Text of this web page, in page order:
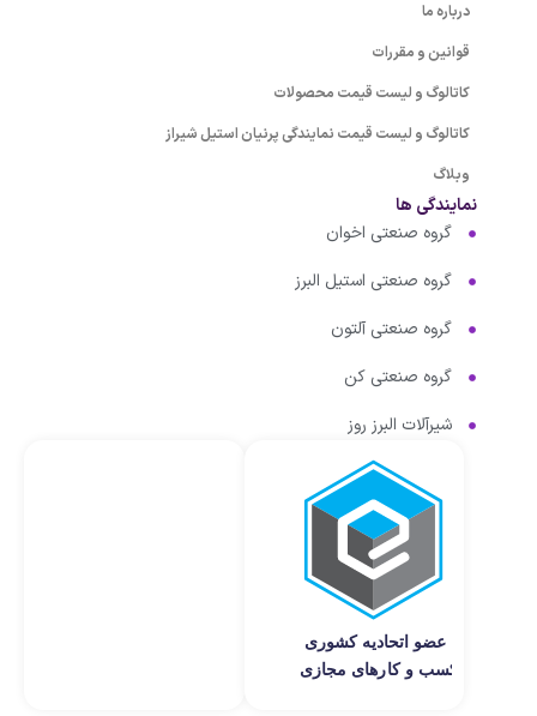
درباره ما
قوانین و مقررات
کاتالوگ و لیست قیمت محصولات
کاتالوگ و لیست قیمت نمایندگی پرنیان استیل شیراز
وبلاگ
نمایندگی ها
گروه صنعتی اخوان
گروه صنعتی استیل البرز
گروه صنعتی آلتون
گروه صنعتی کن
شیرآلات البرز روز